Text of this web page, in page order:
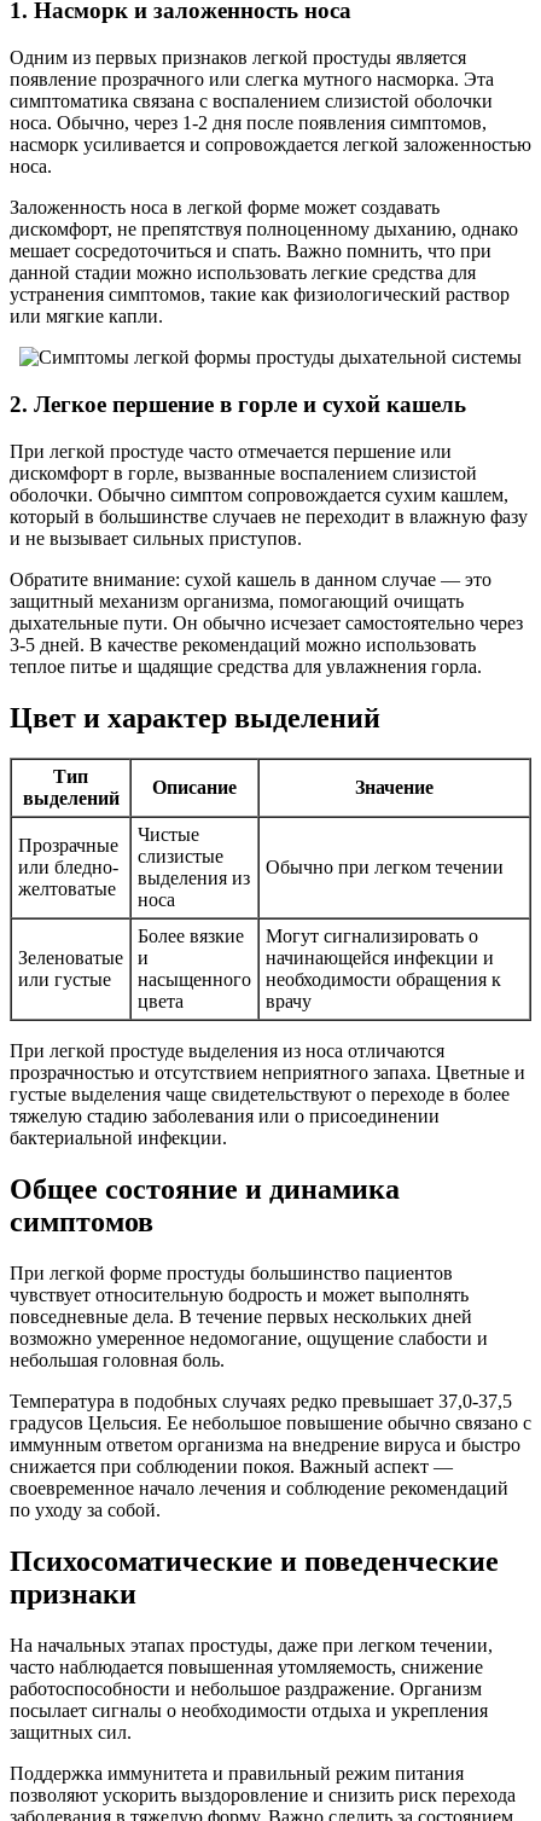
1. Насморк и заложенность носа
Одним из первых признаков легкой простуды является
появление прозрачного или слегка мутного насморка. Эта
симптоматика связана с воспалением слизистой оболочки
носа. Обычно, через 1-2 дня после появления симптомов,
насморк усиливается и сопровождается легкой заложенностью
носа.
Заложенность носа в легкой форме может создавать
дискомфорт, не препятствуя полноценному дыханию, однако
мешает сосредоточиться и спать. Важно помнить, что при
данной стадии можно использовать легкие средства для
устранения симптомов, такие как физиологический раствор
или мягкие капли.
2. Легкое першение в горле и сухой кашель
При легкой простуде часто отмечается першение или
дискомфорт в горле, вызванные воспалением слизистой
оболочки. Обычно симптом сопровождается сухим кашлем,
который в большинстве случаев не переходит в влажную фазу
и не вызывает сильных приступов.
Обратите внимание: сухой кашель в данном случае — это
защитный механизм организма, помогающий очищать
дыхательные пути. Он обычно исчезает самостоятельно через
3-5 дней. В качестве рекомендаций можно использовать
теплое питье и щадящие средства для увлажнения горла.
Цвет и характер выделений
Тип
выделений
Описание Значение
Прозрачные
или бледно-
желтоватые
Чистые
слизистые
выделения из
носа
Обычно при легком течении
Зеленоватые
или густые
Более вязкие
и
насыщенного
цвета
Могут сигнализировать о
начинающейся инфекции и
необходимости обращения к
врачу
При легкой простуде выделения из носа отличаются
прозрачностью и отсутствием неприятного запаха. Цветные и
густые выделения чаще свидетельствуют о переходе в более
тяжелую стадию заболевания или о присоединении
бактериальной инфекции.
Общее состояние и динамика
симптомов
При легкой форме простуды большинство пациентов
чувствует относительную бодрость и может выполнять
повседневные дела. В течение первых нескольких дней
возможно умеренное недомогание, ощущение слабости и
небольшая головная боль.
Температура в подобных случаях редко превышает 37,0-37,5
градусов Цельсия. Ее небольшое повышение обычно связано с
иммунным ответом организма на внедрение вируса и быстро
снижается при соблюдении покоя. Важный аспект —
своевременное начало лечения и соблюдение рекомендаций
по уходу за собой.
Психосоматические и поведенческие
признаки
На начальных этапах простуды, даже при легком течении,
часто наблюдается повышенная утомляемость, снижение
работоспособности и небольшое раздражение. Организм
посылает сигналы о необходимости отдыха и укрепления
защитных сил.
Поддержка иммунитета и правильный режим питания
позволяют ускорить выздоровление и снизить риск перехода
заболевания в тяжелую форму. Важно следить за состоянием